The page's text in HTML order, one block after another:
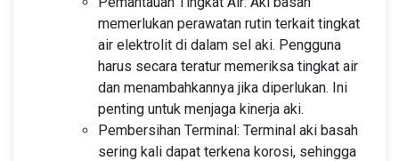
memerlukan perawatan rutin terkait tingkat
air elektrolit di dalam sel aki. Pengguna
harus secara teratur memeriksa tingkat air
dan menambahkannya jika diperlukan. Ini
penting untuk menjaga kinerja aki.
Pembersihan Terminal: Terminal aki basah
sering kali dapat terkena korosi, sehingga